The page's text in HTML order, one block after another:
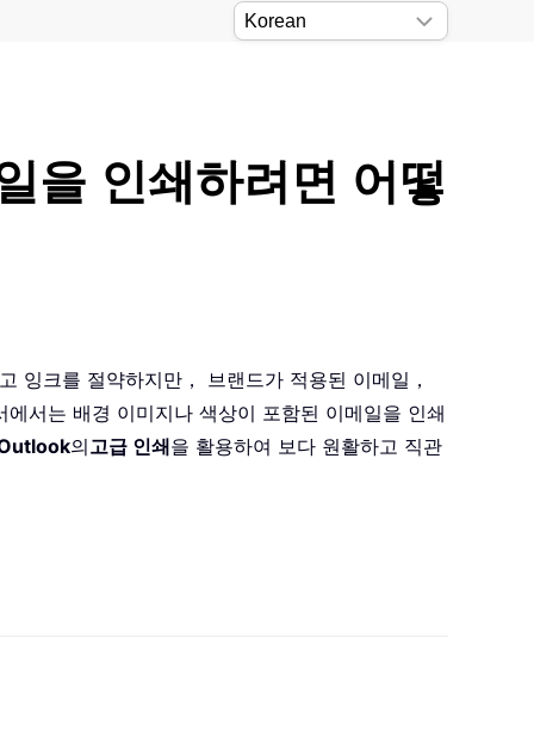
을 인쇄하려면 어떻
잉크를 절약하지만， 브랜드가 적용된 이메일，
서는 배경 이미지나 색상이 포함된 이메일을 인쇄
의고급 인쇄을 활용하여 보다 원활하고 직관